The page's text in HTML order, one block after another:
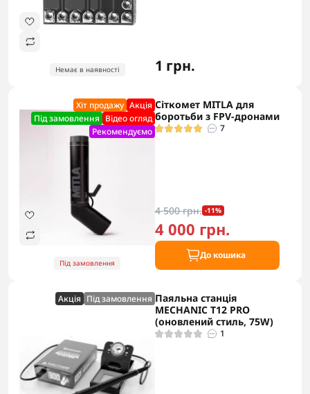
Немає в наявності 1 грн.
Хіт продажу Акцiя
Під замовлення Відео огляд
Рекомендуємо
Під замовлення
Сіткомет MITLA для
боротьби з FPV-дронами
7
4 500 грн. -11%
4 000 грн.
До кошика
Акцiя Під замовлення Паяльна станція
MECHANIC T12 PRO
(оновлений стиль, 75W)
1